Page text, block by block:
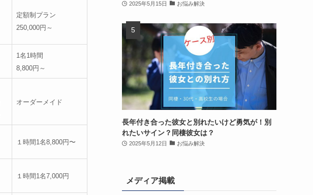
定額制プラン
250,000円～
1名1時間
8,800円～
オーダーメイド
１時間1名8,800円〜
１時間1名7,000円
2025年5月15日 お悩み解決
長年付き合った彼女と別れたいけど勇気が！別
れたいサイン？同棲彼女は？
2025年5月12日 お悩み解決
メディア掲載